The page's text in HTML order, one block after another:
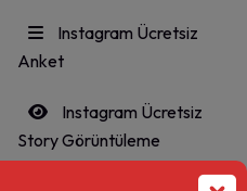
Instagram Ücretsiz
Anket
Instagram Ücretsiz
Story Görüntüleme